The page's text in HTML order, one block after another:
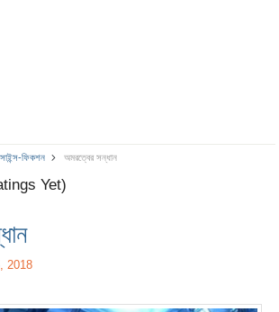
সাইন্স-ফিকশন অমরত্বের সন্ধান
Yet)
2018